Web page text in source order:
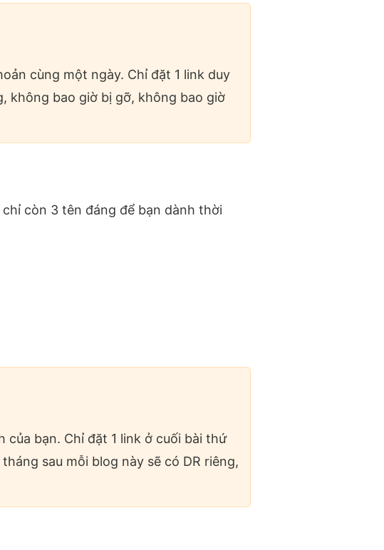
cùng một ngày. Chỉ đặt 1 link duy
không bao giờ bị gỡ, không bao giờ
còn 3 tên đáng để bạn dành thời
của bạn. Chỉ đặt 1 link ở cuối bài thứ
sau mỗi blog này sẽ có DR riêng,